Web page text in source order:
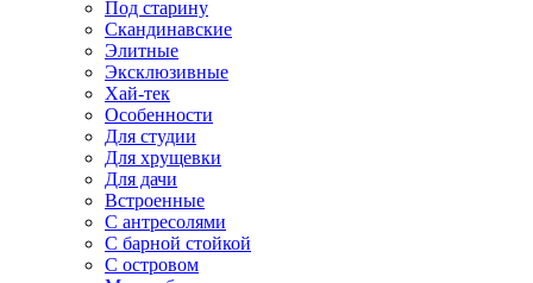
Под старину
Скандинавские
Элитные
Эксклюзивные
Хай-тек
Особенности
Для студии
Для хрущевки
Для дачи
Встроенные
С антресолями
С барной стойкой
С островом